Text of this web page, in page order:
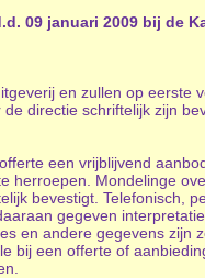
09 januari 2009 bij de
en zullen op eerste
directie schriftelijk zijn
een vrijblijvend
herroepen. Mondelinge
bevestigt. Telefonisch,
gegeven
en andere gegevens zijn
bij een offerte of